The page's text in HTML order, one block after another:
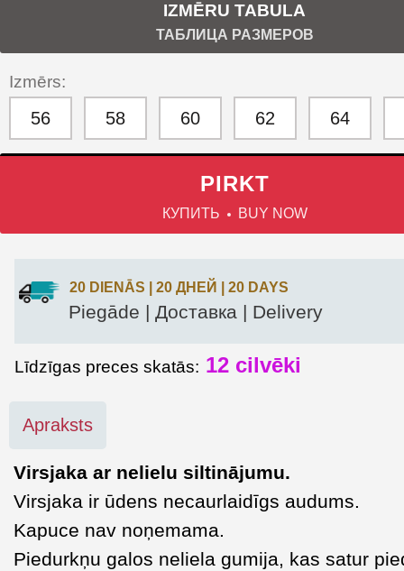
IZMĒRU TABULA
ТАБЛИЦА РАЗМЕРОВ
Izmērs:
56 58 60 62 64
PIRKT
КУПИТЬ BUY NOW
20 DIENĀS | 20 ДНЕЙ | 20 DAYS
Piegāde | Доставка | Delivery
Līdzīgas preces skatās: 12 cilvēki
Apraksts
Virsjaka ar nelielu siltinājumu.
Virsjaka ir ūdens necaurlaidīgs audums.
Kapuce nav noņemama.
Piedurkņu galos neliela gumija, kas satur